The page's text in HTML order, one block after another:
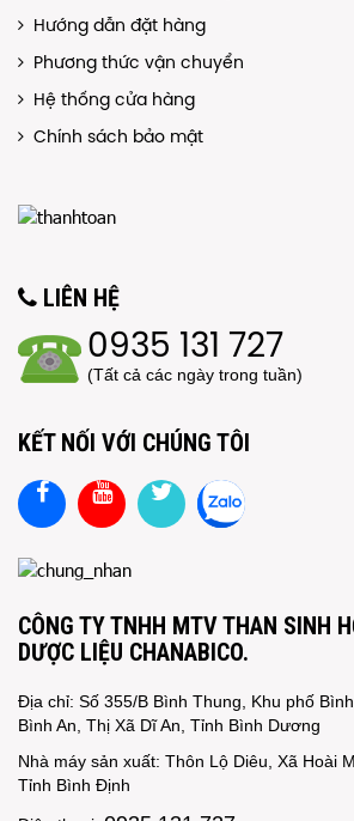
Hướng dẫn đặt hàng
Phương thức vận chuyển
Hệ thống cửa hàng
Chính sách bảo mật
LIÊN HỆ
0935 131 727
(Tất cả các ngày trong tuần)
KẾT NỐI VỚI CHÚNG TÔI
CÔNG TY TNHH MTV THAN SINH
DƯỢC LIỆU CHANABICO.
Địa chỉ: Số 355/B Bình Thung, Khu phố
Bình An, Thị Xã Dĩ An, Tỉnh Bình Dương
Nhà máy sản xuất: Thôn Lộ Diêu, Xã Hoài
Tỉnh Bình Định